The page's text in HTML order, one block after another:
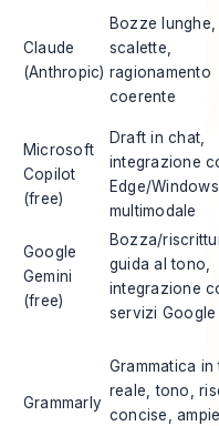
Claude
(Anthropic)
Bozze lunghe,
scalette,
ragionamento
coerente
Microsoft
Copilot
(free)
Draft in chat,
integrazione
Edge/
multimodale
Google
Gemini
(free)
Bozza/
guida al tono,
integrazione
servizi Google
Grammarly
Grammatica in
reale, tono,
concise,